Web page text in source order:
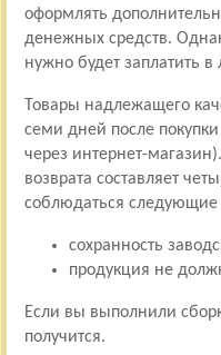
оформлять
денежных средств.
нужно будет заплатить
Товары надлежащего
семи дней после
через интернет-
возврата составляет
соблюдаться следующие
сохранность
продукция не
Если вы выполнили
получится.